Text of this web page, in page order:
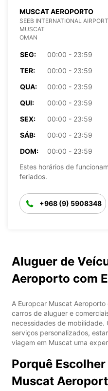
MUSCAT AEROPORTO
SEEB INTERNATIONAL AIRPORT
MUSCAT
OMAN
SEG:
00:00 - 23:59
TER:
00:00 - 23:59
QUA:
00:00 - 23:59
QUI:
00:00 - 23:59
SEX:
00:00 - 23:59
SÁB:
00:00 - 23:59
DOM:
00:00 - 23:59
Estes horários de
feriados.
+968 (9) 5908348
Aluguer de
Aeroporto com
A Europcar Muscat
carros de aluguer e
necessidades de
serviços personalizados,
viagem em Muscat uma
Porquê
Muscat